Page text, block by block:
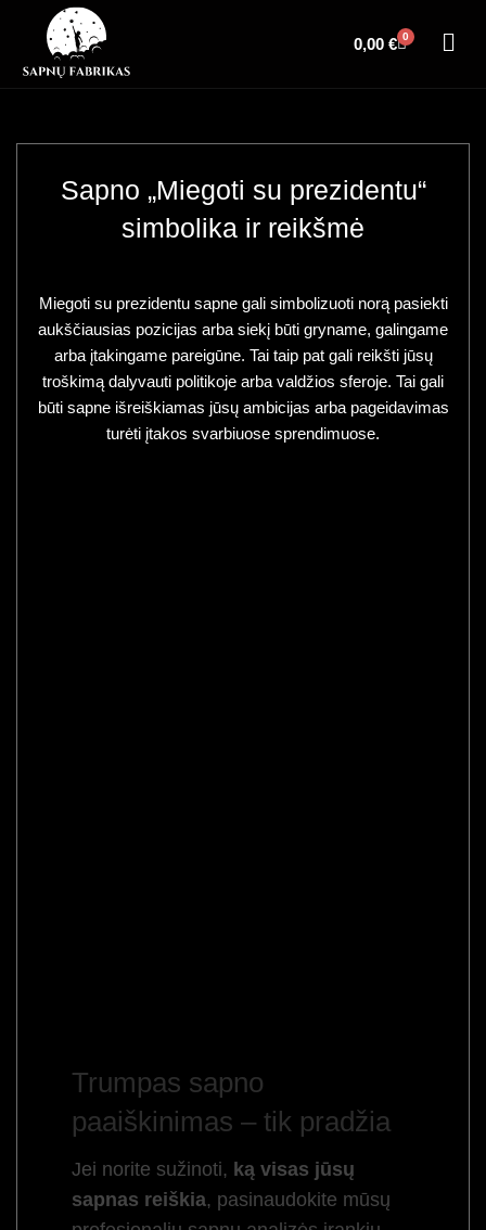
0,00 € 0
Sapno „Miegoti su prezidentu“
simbolika ir reikšmė
Miegoti su prezidentu sapne gali simbolizuoti norą pasiekti
aukščiausias pozicijas arba siekį būti gryname, galingame
arba įtakingame pareigūne. Tai taip pat gali reikšti jūsų
troškimą dalyvauti politikoje arba valdžios sferoje. Tai gali
būti sapne išreiškiamas jūsų ambicijas arba pageidavimas
turėti įtakos svarbiuose sprendimuose.
Trumpas sapno
paaiškinimas – tik pradžia
Jei norite sužinoti, ką visas jūsų
sapnas reiškia, pasinaudokite mūsų